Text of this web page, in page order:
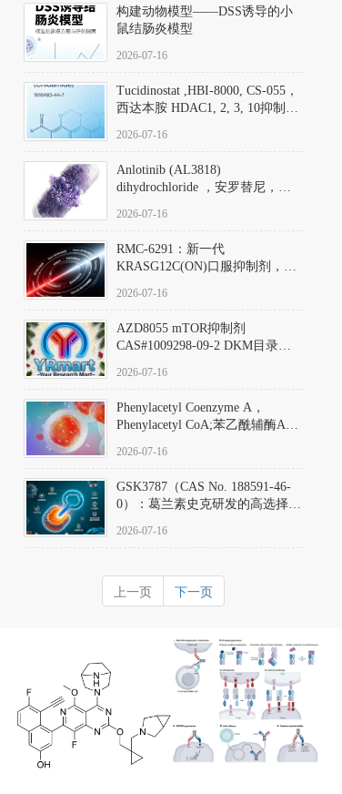
构建动物模型——DSS诱导的小
鼠结肠炎模型
2026-07-16
Tucidinostat ,HBI-8000, CS-055，
西达本胺 HDAC1, 2, 3, 10抑制剂
D808567) - DKM活性分子
2026-07-16
Anlotinib (AL3818)
dihydrochloride ，安罗替尼，
Hydrochloride实验方法步骤SOP
2026-07-16
RMC-6291：新一代
KRASG12C(ON)口服抑制剂，
(Elironrasib)CAS#2641998-63-0
2026-07-16
AZD8055 mTOR抑制剂
CAS#1009298-09-2 DKM目录号
激酶抑制剂的深度剖析
2026-07-16
Phenylacetyl Coenzyme A，
Phenylacetyl CoA;苯乙酰辅酶A
2026-07-16
GSK3787（CAS No. 188591-46-
0）：葛兰素史克研发的高选择
抗剂，被广泛视为研究PPARδ核
靶点药理机制的金标准化学探
针。
2026-07-16
上一页 下一页